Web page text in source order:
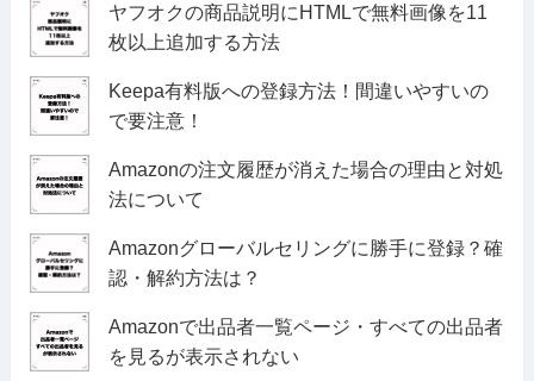
ヤフオクの商品説明にHTMLで無料画像を11
枚以上追加する方法
Keepa有料版への登録方法！間違いやすいの
で要注意！
Amazonの注文履歴が消えた場合の理由と対処
法について
Amazonグローバルセリングに勝手に登録？確
認・解約方法は？
Amazonで出品者一覧ページ・すべての出品者
を見るが表示されない